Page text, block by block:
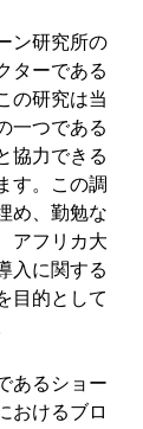
ン研究所の
ターである
の研究は当
一つである
協力できる
す。この調
め、勤勉な
アフリカ大
入に関する
目的として
あるショー
おけるブロ